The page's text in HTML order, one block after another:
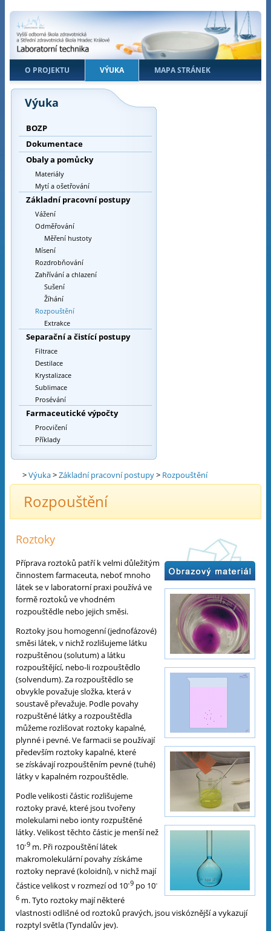
O PROJEKTU VÝUKA MAPA STRÁNEK
Výuka
BOZP
Dokumentace
Obaly a pomůcky
Materiály
Mytí a ošetřování
Základní pracovní postupy
Vážení
Odměřování
Měření hustoty
Mísení
Rozdrobňování
Zahřívání a chlazení
Sušení
Žíhání
Rozpouštění
Extrakce
Separační a čistící postupy
Filtrace
Destilace
Krystalizace
Sublimace
Prosévání
Farmaceutické výpočty
Procvičení
Příklady
>Výuka>Základní pracovní postupy> Rozpouštění
Rozpouštění
Roztoky
Příprava roztoků patří k velmi důležitým
činnostem farmaceuta, neboť mnoho
látek se v laboratorní praxi používá ve
formě roztoků ve vhodném
rozpouštědle nebo jejich směsi.
Roztoky jsou homogenní (jednofázové)
směsi látek, v nichž rozlišujeme látku
rozpuštěnou (solutum) a látku
rozpouštějící, nebo-li rozpouštědlo
(solvendum). Za rozpouštědlo se
obvykle považuje složka, která v
soustavě převažuje. Podle povahy
rozpuštěné látky a rozpouštědla
můžeme rozlišovat roztoky kapalné,
plynné i pevné. Ve farmacii se používají
především roztoky kapalné, které
se získávají rozpouštěním pevné (tuhé)
látky v kapalném rozpouštědle.
Podle velikosti částic rozlišujeme
roztoky pravé, které jsou tvořeny
molekulami nebo ionty rozpuštěné
látky. Velikost těchto částic je menší než
10-9 m. Při rozpouštění látek
makromolekulární povahy získáme
roztoky nepravé (koloidní), v nichž mají
částice velikost v rozmezí od 10-9 po 10-
6 m. Tyto roztoky mají některé
vlastnosti odlišné od roztoků pravých, jsou viskóznější a vykazují
rozptyl světla (Tyndalův jev).